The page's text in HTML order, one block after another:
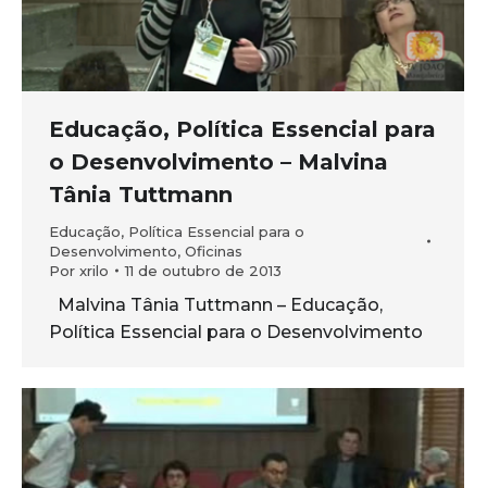
Educação, Política Essencial para
o Desenvolvimento – Malvina
Tânia Tuttmann
Educação, Política Essencial para o
Desenvolvimento, Oficinas
Por xrilo 11 de outubro de 2013
Malvina Tânia Tuttmann – Educação,
Política Essencial para o Desenvolvimento